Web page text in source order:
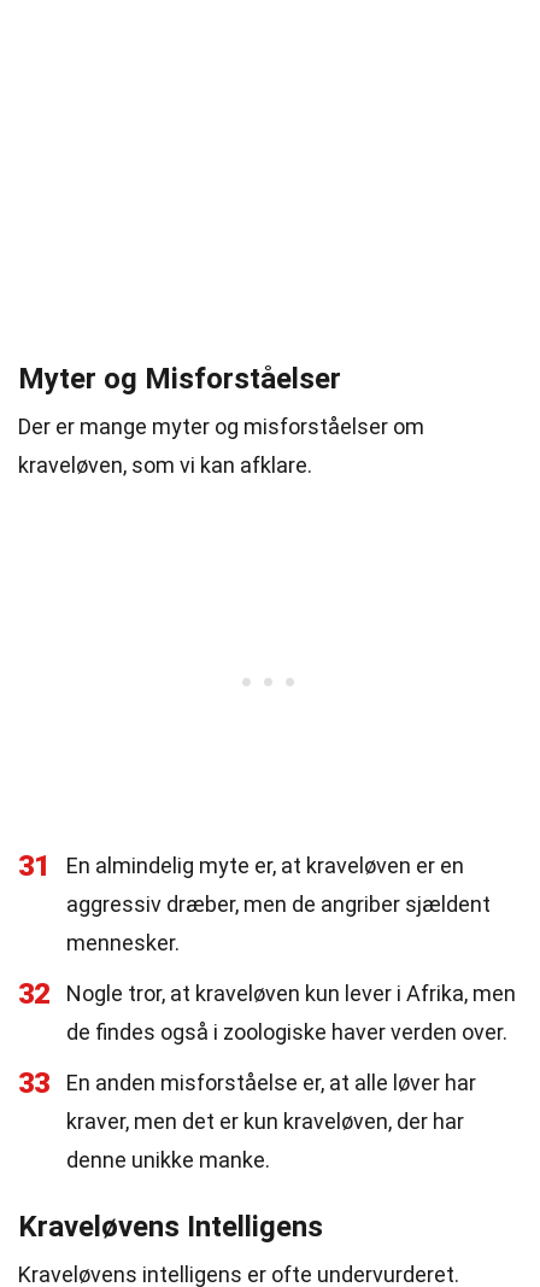
Myter og Misforståelser
Der er mange myter og misforståelser om
kraveløven, som vi kan afklare.
31
En almindelig myte er, at kraveløven er en
aggressiv dræber, men de angriber sjældent
mennesker.
32
Nogle tror, at kraveløven kun lever i Afrika, men
de findes også i zoologiske haver verden over.
33
En anden misforståelse er, at alle løver har
kraver, men det er kun kraveløven, der har
denne unikke manke.
Kraveløvens Intelligens
Kraveløvens intelligens er ofte undervurderet.